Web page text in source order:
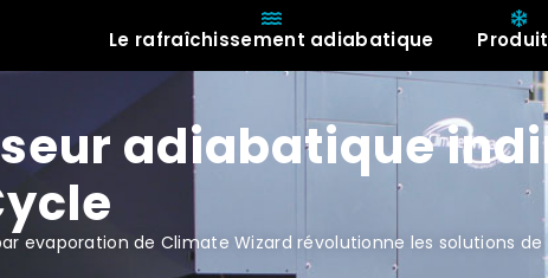
Le rafraîchissement adiabatique
Ressources
adiabatique
evaporation de Climate Wizard révolutionne les solutions